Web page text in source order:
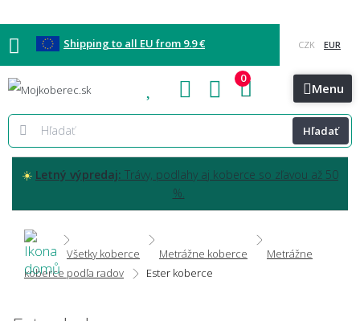
Shipping to all EU from 9.9 €
Blog Kontakt Menu
Hľadať
0
☀️ Letný výpredaj: Trávy, podlahy aj koberce so zľavou až 50
%.
Všetky koberce Metrážne koberce
Metrážne
koberce podľa radov
Ester koberce